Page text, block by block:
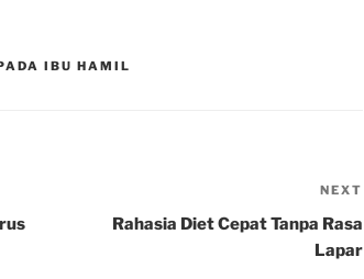
IBU HAMIL
NEXT
Rahasia Diet Cepat Tanpa Rasa
Lapar